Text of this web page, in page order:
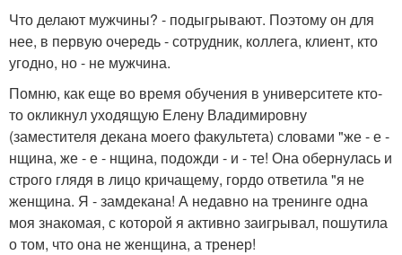
Что делают мужчины? - подыгрывают. Поэтому он для
нее, в первую очередь - сотрудник, коллега, клиент, кто
угодно, но - не мужчина.
Помню, как еще во время обучения в университете кто-
то окликнул уходящую Елену Владимировну
(заместителя декана моего факультета) словами "же - е -
нщина, же - е - нщина, подожди - и - те! Она обернулась и
строго глядя в лицо кричащему, гордо ответила "я не
женщина. Я - замдекана! А недавно на тренинге одна
моя знакомая, с которой я активно заигрывал, пошутила
о том, что она не женщина, а тренер!